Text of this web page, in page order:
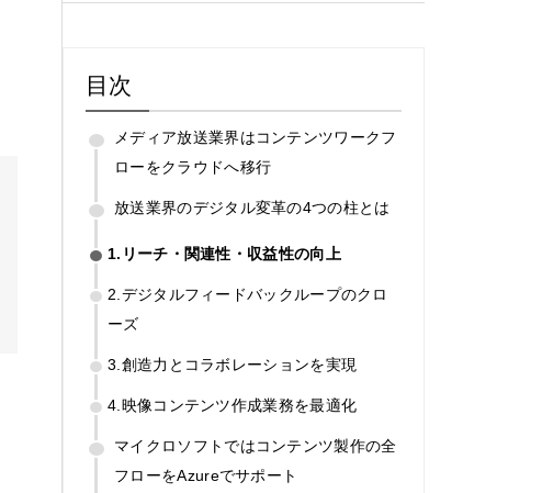
目次
メディア放送業界はコンテンツワークフ
ローをクラウドへ移行
放送業界のデジタル変革の4つの柱とは
1.リーチ・関連性・収益性の向上
2.デジタルフィードバックループのクロ
ーズ
3.創造力とコラボレーションを実現
4.映像コンテンツ作成業務を最適化
マイクロソフトではコンテンツ製作の全
フローをAzureでサポート